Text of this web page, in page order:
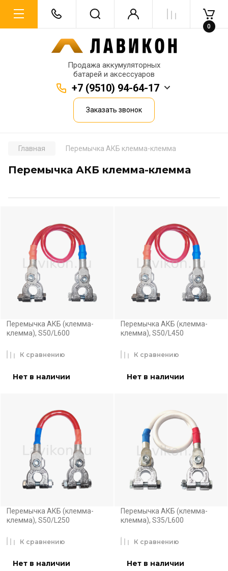
Продажа аккумуляторных
батарей и аксессуаров
+7 (9510) 94-64-17
Заказать звонок
0
Главная Перемычка АКБ клемма-клемма
Перемычка АКБ клемма-клемма
Перемычка АКБ (клемма-
клемма), S50/L600
Нет в наличии
К сравнению
Перемычка АКБ (клемма-
клемма), S50/L450
Нет в наличии
К сравнению
Перемычка АКБ (клемма-
клемма), S50/L250
Нет в наличии
К сравнению
Перемычка АКБ (клемма-
клемма), S35/L600
Нет в наличии
К сравнению